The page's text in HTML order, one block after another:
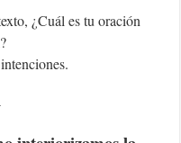
¿Cuál es tu oración